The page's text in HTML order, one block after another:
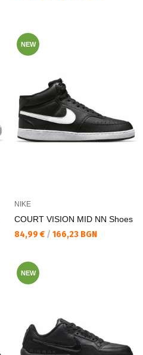
NEW
NIKE
COURT VISION MID NN Shoes
Текуща цена:
84,99 € / 166,23 BGN
NEW